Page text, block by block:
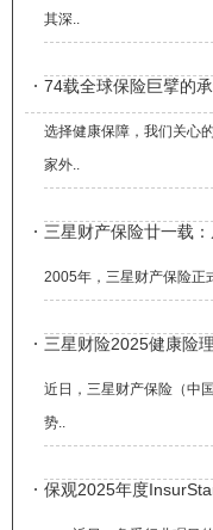
其深..
74载全球保险巨擘的
选择健康保障，我们关心
家外..
三星财产保险廿一载
2005年，三星财产保险正
三星财险2025健康险
近日，三星财产保险（中
势..
保观2025年度